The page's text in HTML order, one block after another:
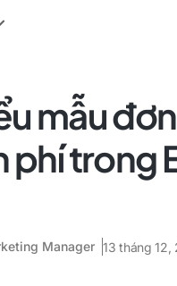
mẫu
phí trong
Manager 13 tháng 12,